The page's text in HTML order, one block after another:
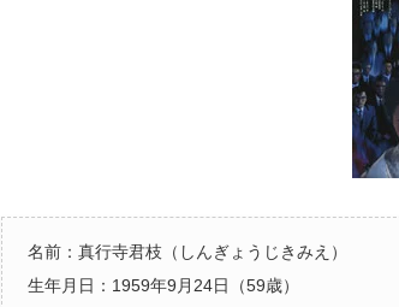
名前：真行寺君枝（しんぎょうじきみえ）
生年月日：1959年9月24日（59歳）